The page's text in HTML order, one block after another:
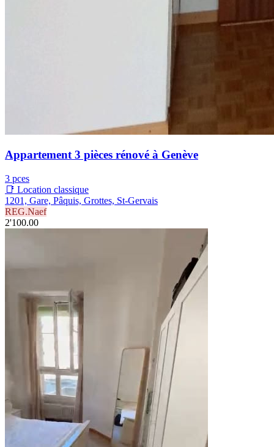
Appartement 3 pièces rénové à Genève
3 pces
📑 Location classique
1201, Gare, Pâquis, Grottes, St-Gervais
REG.Naef
2'100.00